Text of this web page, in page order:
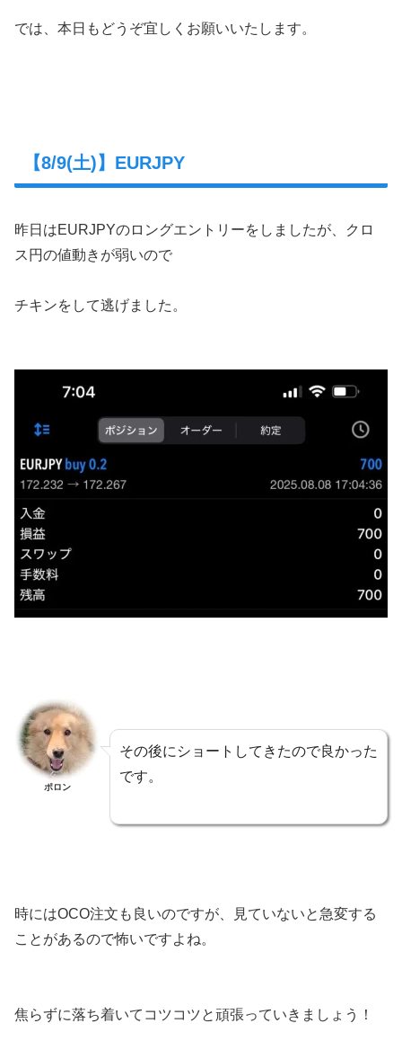
では、本日もどうぞ宜しくお願いいたします。
【8/9(土)】EURJPY
昨日はEURJPYのロングエントリーをしましたが、クロ
ス円の値動きが弱いので
チキンをして逃げました。
ポロン
その後にショートしてきたので良かった
です。
時にはOCO注文も良いのですが、見ていないと急変する
ことがあるので怖いですよね。
焦らずに落ち着いてコツコツと頑張っていきましょう！